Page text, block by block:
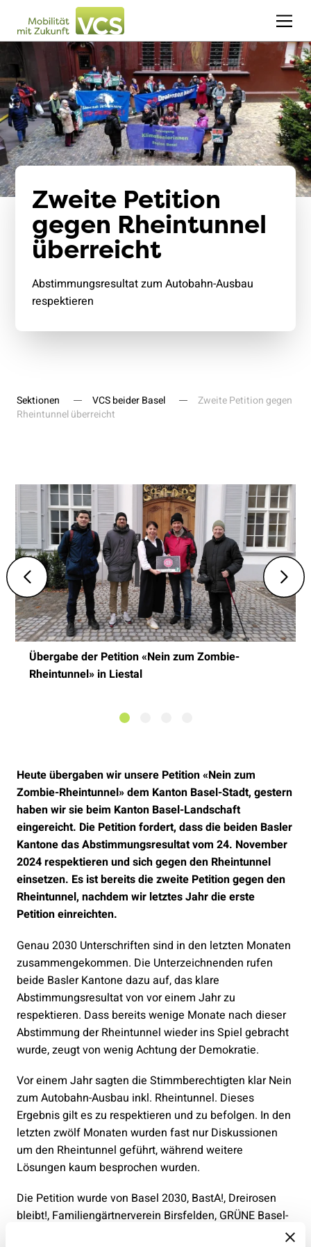
Zweite Petition
gegen Rheintunnel
überreicht
Abstimmungsresultat zum Autobahn-Ausbau
respektieren
Sektionen VCS beider Basel
Zweite Petition gegen
Rheintunnel überreicht
Übergabe der Petition «Nein zum Zombie-
Rheintunnel» in Liestal
Heute übergaben wir unsere Petition «Nein zum
Zombie-Rheintunnel» dem Kanton Basel-Stadt, gestern
haben wir sie beim Kanton Basel-Landschaft
eingereicht. Die Petition fordert, dass die beiden Basler
Kantone das Abstimmungsresultat vom 24. November
2024 respektieren und sich gegen den Rheintunnel
einsetzen. Es ist bereits die zweite Petition gegen den
Rheintunnel, nachdem wir letztes Jahr die erste
Petition einreichten.
Genau 2030 Unterschriften sind in den letzten Monaten
zusammengekommen. Die Unterzeichnenden rufen
beide Basler Kantone dazu auf, das klare
Abstimmungsresultat von vor einem Jahr zu
respektieren. Dass bereits wenige Monate nach dieser
Abstimmung der Rheintunnel wieder ins Spiel gebracht
wurde, zeugt von wenig Achtung der Demokratie.
Vor einem Jahr sagten die Stimmberechtigten klar Nein
zum Autobahn-Ausbau inkl. Rheintunnel. Dieses
Ergebnis gilt es zu respektieren und zu befolgen. In den
letzten zwölf Monaten wurden fast nur Diskussionen
um den Rheintunnel geführt, während weitere
Lösungen kaum besprochen wurden.
Die Petition wurde von Basel 2030, BastA!, Dreirosen
bleibt!, Familiengärtnerverein Birsfelden, GRÜNE Basel-